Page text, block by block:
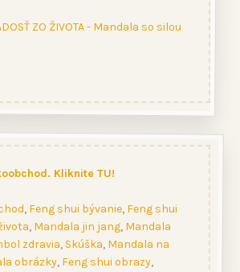
ZO ŽIVOTA - Mandala so silou
Kliknite TU!
, Feng shui bývanie, Feng shui
, Mandala jin jang, Mandala
zdravia, Skúška, Mandala na
obrázky, Feng shui obrazy,